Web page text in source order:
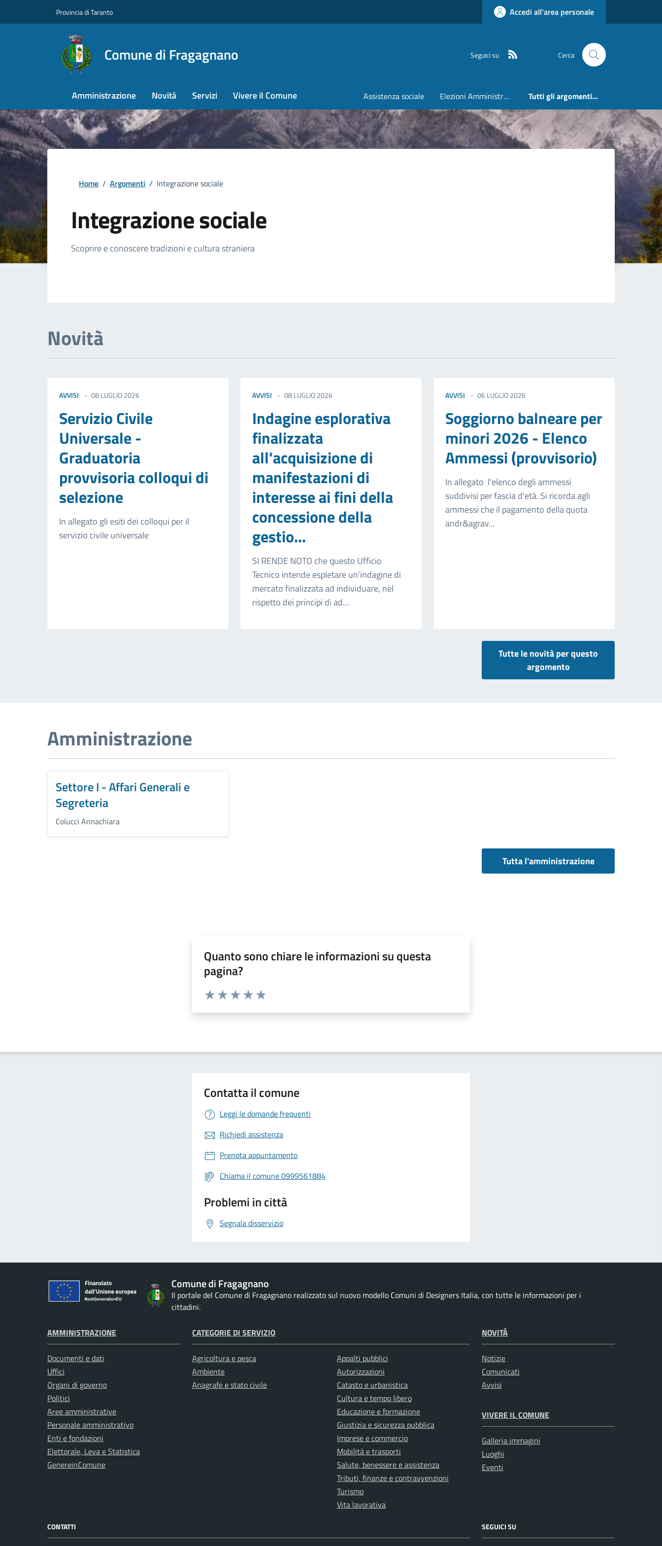
Provincia di Taranto Accedi all'area personale
Comune di Fragagnano Seguici su Cerca
Amministrazione Novità Servizi Vivere il Comune Assistenza sociale Elezioni Amministrative 24 e 25 Maggio 2026 Tutti gli argomenti...
Home / Argomenti / Integrazione sociale
Integrazione sociale
Dettagli della notizia
Scoprire e conoscere tradizioni e cultura straniera
Novità
AVVISI 08 LUGLIO 2026
Servizio Civile
Universale -
Graduatoria
provvisoria colloqui di
selezione
In allegato gli esiti dei colloqui per il
servizio civile universale
AVVISI 08 LUGLIO 2026
Indagine esplorativa
finalizzata
all'acquisizione di
manifestazioni di
interesse ai fini della
concessione della
gestio...
SI RENDE NOTO che questo Ufficio
Tecnico intende espletare un’indagine di
mercato finalizzata ad individuare, nel
rispetto dei principi di ad...
AVVISI 06 LUGLIO 2026
Soggiorno balneare per
minori 2026 - Elenco
Ammessi (provvisorio)
In allegato l'elenco degli ammessi
suddivisi per fascia d'età. Si ricorda agli
ammessi che il pagamento della quota
andr&agrav...
Tutte le novità per questo
argomento
Amministrazione
Settore I - Affari Generali e
Segreteria
Colucci Annachiara
Tutta l'amministrazione
Quanto sono chiare le informazioni su questa
pagina?
Valuta da 1 a 5 stelle la pagina
Contatta il comune
Leggi le domande frequenti
Richiedi assistenza
Prenota appuntamento
Chiama il comune 0999561884
Problemi in città
Segnala disservizio
Comune di Fragagnano
Il portale del Comune di Fragagnano realizzato sul nuovo modello Comuni di Designers Italia, con tutte le informazioni per i
cittadini.
AMMINISTRAZIONE
Documenti e dati
Uffici
Organi di governo
Politici
Aree amministrative
Personale amministrativo
Enti e fondazioni
Elettorale, Leva e Statistica
GenereinComune
CATEGORIE DI SERVIZIO
Agricoltura e pesca
Ambiente
Anagrafe e stato civile
Appalti pubblici
Autorizzazioni
Catasto e urbanistica
Cultura e tempo libero
Educazione e formazione
Giustizia e sicurezza pubblica
Imprese e commercio
Mobilità e trasporti
Salute, benessere e assistenza
Tributi, finanze e contravvenzioni
Turismo
Vita lavorativa
NOVITÀ
Notizie
Comunicati
Avvisi
VIVERE IL COMUNE
Galleria immagini
Luoghi
Eventi
CONTATTI SEGUICI SU